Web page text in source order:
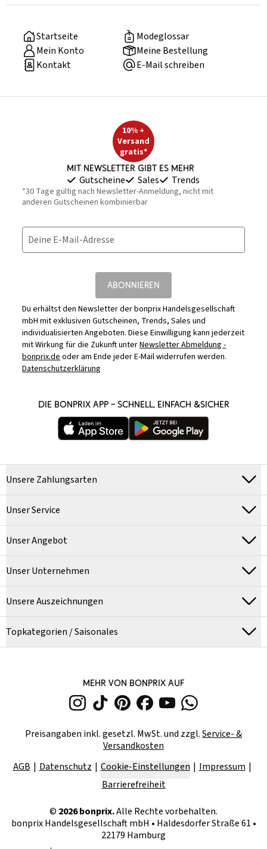
Startseite
Modeglossar
Mein Konto
Meine Bestellung
Kontakt
E-Mail schreiben
10% +
Versand
gratis*
Mit Newsletter gibt es mehr
Gutscheine Sales Trends
*30 Tage gültig nach Newsletter-Anmeldung, nicht mit
anderen Gutscheinen kombinierbar
Deine E-Mail-Adresse
ABONNIEREN
Du erhältst den Newsletter der bonprix Handelsgesellschaft
mbH mit exklusiven Gutscheinen, Trends, Sales und
individualisierten Angeboten. Diese Einwilligung kann jederzeit
mit Wirkung für die Zukunft unterNewsletter Abmeldung -
bonprix.deoder am Ende jeder E-Mail widerrufen werden.
Datenschutzerklärung
DIE BONPRIX APP – SCHNELL, EINFACH &SICHER
Unsere Zahlungsarten
Unser Service
Unser Angebot
Unser Unternehmen
Unsere Auszeichnungen
Topkategorien / Saisonales
MEHR VON BONPRIX AUF
Preisangaben inkl. gesetzl. MwSt. und zzgl.Service- &
Versandkosten
AGB
Datenschutz Cookie-Einstellungen
Impressum
Barrierefreiheit
© 2026bonprix.Alle Rechte vorbehalten.
bonprix Handelsgesellschaft mbH • Haldesdorfer Straße 61 •
22179 Hamburg